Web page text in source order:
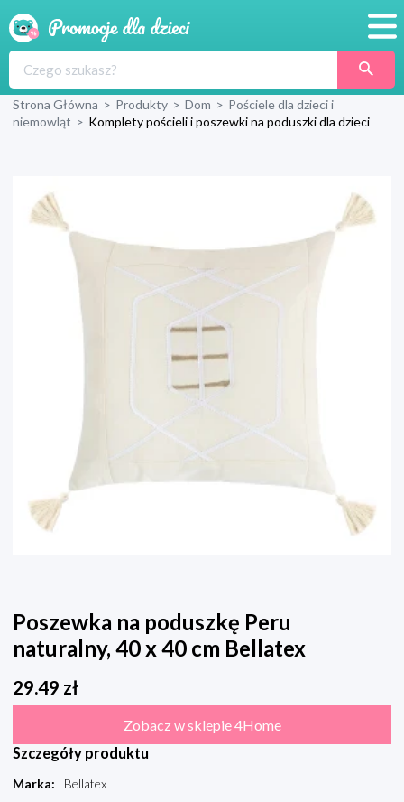
Produkty
Strona Główna > Produkty > Dom > Pościele dla dzieci i
niemowląt > Komplety pościeli i poszewki na poduszki dla dzieci
Poszewka na poduszkę Peru
naturalny, 40 x 40 cm Bellatex
29.49 zł
Zobacz w sklepie 4Home
Szczegóły produktu
Marka:
Bellatex